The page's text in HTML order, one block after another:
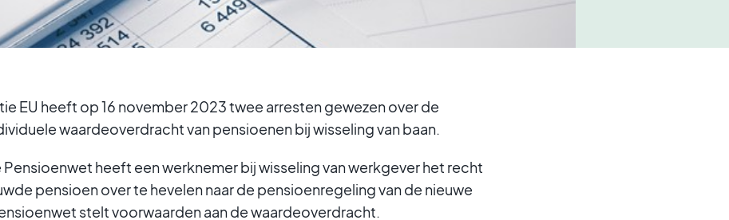
EU heeft op 16 november 2023 twee arresten gewezen over de
waardeoverdracht van pensioenen bij wisseling van baan.
heeft een werknemer bij wisseling van werkgever het recht
pensioen over te hevelen naar de pensioenregeling van de nieuwe
stelt voorwaarden aan de waardeoverdracht.